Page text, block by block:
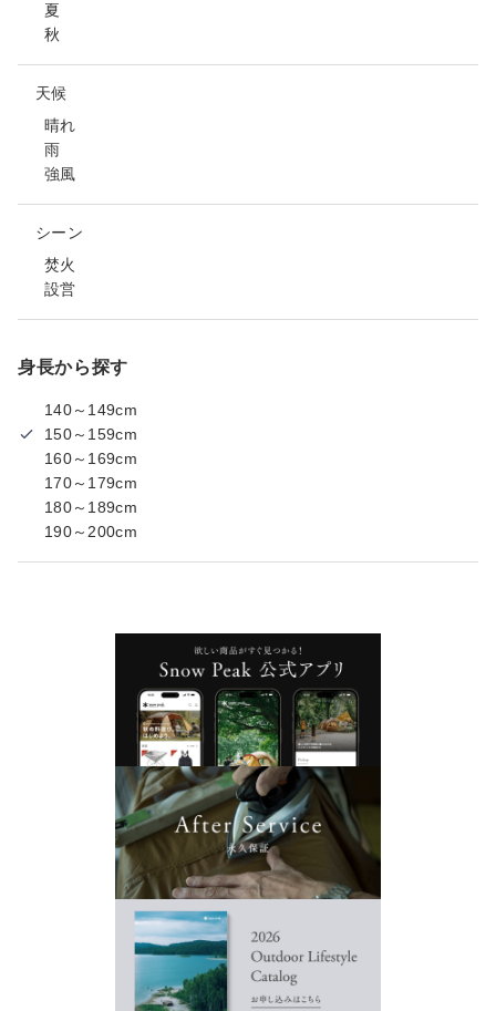
夏
秋
天候
晴れ
雨
強風
シーン
焚火
設営
身長から探す
140～149cm
150～159cm
160～169cm
170～179cm
180～189cm
190～200cm